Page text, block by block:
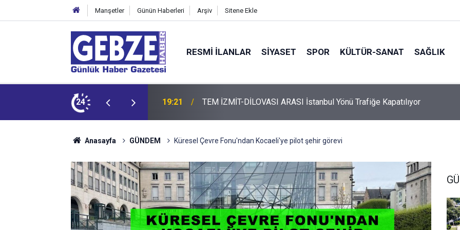
Manşetler Günün Haberleri Arşiv Sitene Ekle
RESMI İLANLAR SİYASET SPOR KÜLTÜR-SANAT SAĞLIK
24
DİLOVASI ARASI İstanbul Yönü Trafiğe Kapatılıyor 19:20 GTO'dan Üyelerine Ticari Fırsat
Anasayfa GÜNDEM Küresel Çevre Fonu'ndan Kocaeli'ye pilot şehir görevi